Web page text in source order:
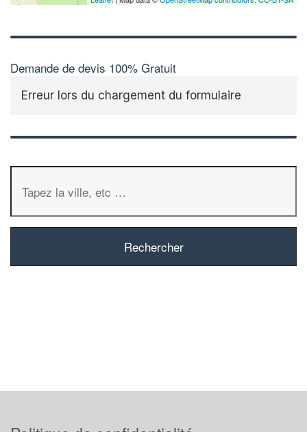
Demande de devis 100% Gratuit
Erreur lors du chargement du formulaire